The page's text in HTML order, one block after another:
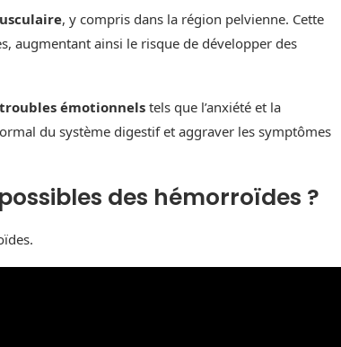
, y compris dans la région pelvienne. Cette
augmentant ainsi le risque de développer des
émotionnels tels que l’anxiété et la
du système digestif et aggraver les symptômes
des hémorroïdes ?